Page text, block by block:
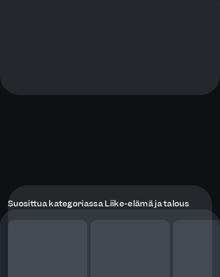
Suosittua kategoriassa Liike-elämä ja talous